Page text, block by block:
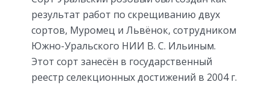
результат работ по скрещиванию двух
сортов, Муромец и Львёнок, сотрудником
Южно-Уральского НИИ В. С. Ильиным.
Этот сорт занесён в государственный
реестр селекционных достижений в 2004 г.